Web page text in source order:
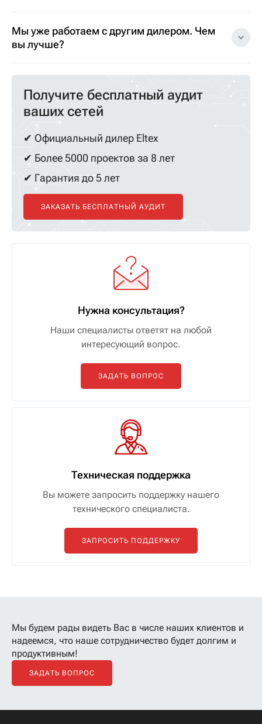
Мы уже работаем с другим дилером. Чем
вы лучше?
Получите бесплатный аудит
ваших сетей
✔ Официальный дилер Eltex
✔ Более 5000 проектов за 8 лет
✔ Гарантия до 5 лет
ЗАКАЗАТЬ БЕСПЛАТНЫЙ АУДИТ
Нужна консультация?
Наши специалисты ответят на любой
интересующий вопрос.
ЗАДАТЬ ВОПРОС
Техническая поддержка
Вы можете запросить поддержку нашего
технического специалиста.
ЗАПРОСИТЬ ПОДДЕРЖКУ
Мы будем рады видеть Вас в числе наших клиентов и
надеемся, что наше сотрудничество будет долгим и
продуктивным!
ЗАДАТЬ ВОПРОС